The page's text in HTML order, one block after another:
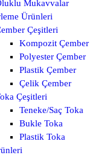
Mukavvalar
Ürünleri
Çeşitleri
Kompozit Çember
Polyester Çember
Plastik Çember
Çelik Çember
Çeşitleri
Teneke/Saç Toka
Bukle Toka
Plastik Toka